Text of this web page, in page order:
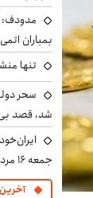
مدودف:
بمباران
تنها
سحر
شد، قصد
جمعه ۱۶ مرداد ۱۴۰۵